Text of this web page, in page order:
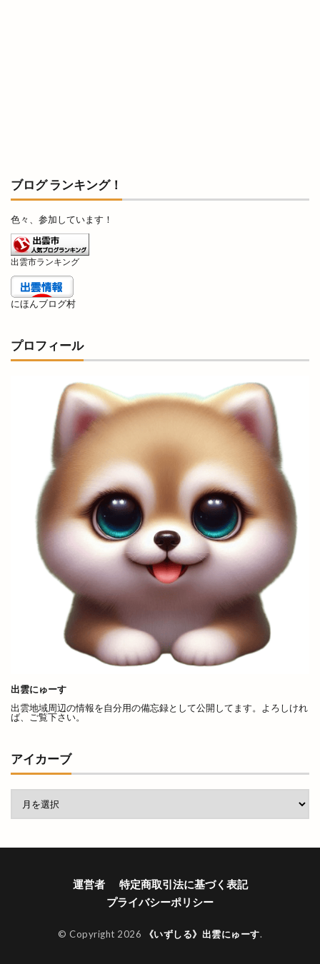
ブログ ランキング！
色々、参加しています！
出雲市ランキング
にほんブログ村
プロフィール
出雲にゅーす
出雲地域周辺の情報を自分用の備忘録として公開してます。よろしけれ
ば、ご覧下さい。
アイカーブ
運営者
特定商取引法に基づく表記
プライバシーポリシー
© Copyright 2026 《いずしる》出雲にゅーす.